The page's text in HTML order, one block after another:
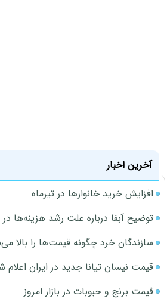
آخرین اخبار
افزایش خرید خانوارها در تیرماه
توضیح آبفا درباره علت رشد هزینه‌ها در
سازندگان خرد چگونه قیمت‌ها را بالا
قیمت نیسان تیانا جدید در ایران اعلام شد
قیمت برنج و حبوبات در بازار امروز